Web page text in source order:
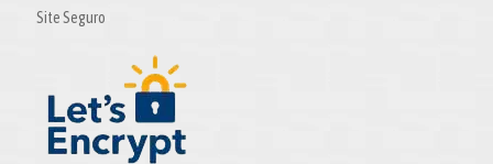
Site Seguro